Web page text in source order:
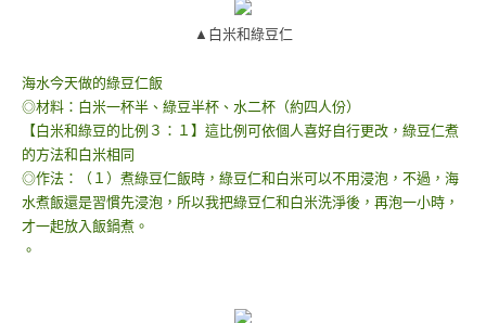
▲白米和綠豆仁
海水今天做的綠豆仁飯
◎材料：白米一杯半、綠豆半杯、水二杯（約四人份）
【白米和綠豆的比例３：１】這比例可依個人喜好自行更改，綠豆仁煮
的方法和白米相同
◎作法：（１）煮綠豆仁飯時，綠豆仁和白米可以不用浸泡，不過，海
水煮飯還是習慣先浸泡，所以我把綠豆仁和白米洗淨後，再泡一小時，
才一起放入飯鍋煮。
。